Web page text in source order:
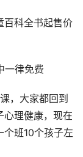
百科全书起售价
一律免费
，大家都回到
心理健康，现在
个班10个孩子左